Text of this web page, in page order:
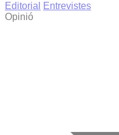
Editorial
Entrevistes
Opinió